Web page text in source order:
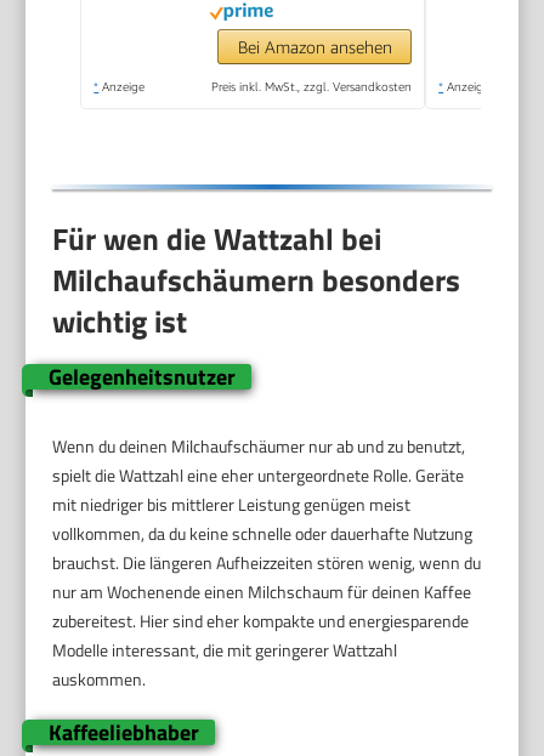
Geräuschloser für
Heißer Kalter
Milchschaum Heiße
Bei Amazon ansehen
* Anzeige Preis inkl. MwSt., zzgl. Versandkosten * Anzeige
Für wen die Wattzahl bei
Milchaufschäumern besonders
wichtig ist
Gelegenheitsnutzer
Wenn du deinen Milchaufschäumer nur ab und zu benutzt,
spielt die Wattzahl eine eher untergeordnete Rolle. Geräte
mit niedriger bis mittlerer Leistung genügen meist
vollkommen, da du keine schnelle oder dauerhafte Nutzung
brauchst. Die längeren Aufheizzeiten stören wenig, wenn du
nur am Wochenende einen Milchschaum für deinen Kaffee
zubereitest. Hier sind eher kompakte und energiesparende
Modelle interessant, die mit geringerer Wattzahl
auskommen.
Kaffeeliebhaber